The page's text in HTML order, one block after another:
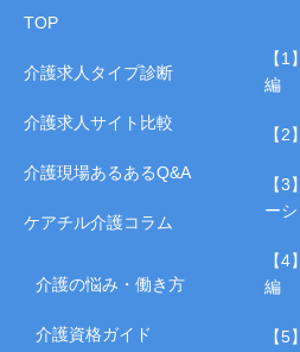
TOP
介護求人タイプ診断
介護求人サイト比較
介護現場あるあるQ&A
ケアチル介護コラム
介護の悩み・働き方
介護資格ガイド
【
編
【
【
ー
【
編
【